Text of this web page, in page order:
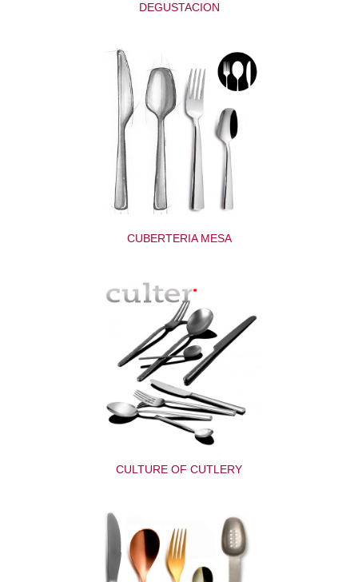
DEGUSTACION
CUBERTERIA MESA
CULTURE OF CUTLERY